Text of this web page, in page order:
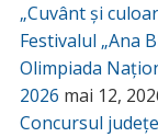
„Cuvânt și
Festivalul „Ana
Olimpiada
2026 mai 12,
Concursul